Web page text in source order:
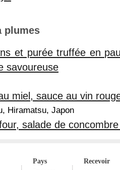
plumes
et purée truffée en
savoureuse
miel, sauce au vin
Hiramatsu, Japon
salade de
Pays Recevoir